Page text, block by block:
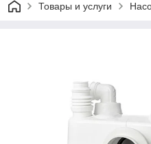
Товары и услуги